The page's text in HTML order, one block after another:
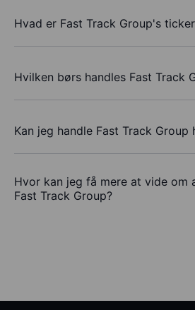
Hvad er Fast Track Group's
Hvilken børs handles Fast Track
Kan jeg handle Fast Track Group
Hvor kan jeg få mere at vide om
Fast Track Group?